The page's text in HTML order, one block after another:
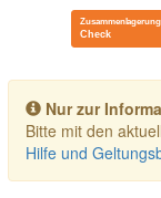
Toggle
Nur zur
Bitte mit den
Hilfe und